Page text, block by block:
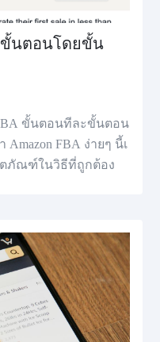
ขั้นตอนโดยขั้น
ขั้นตอนทีละขั้นตอน
FBA ง่ายๆ นี้เ
ตภัณฑ์ในวิธีที่ถูกต้อง